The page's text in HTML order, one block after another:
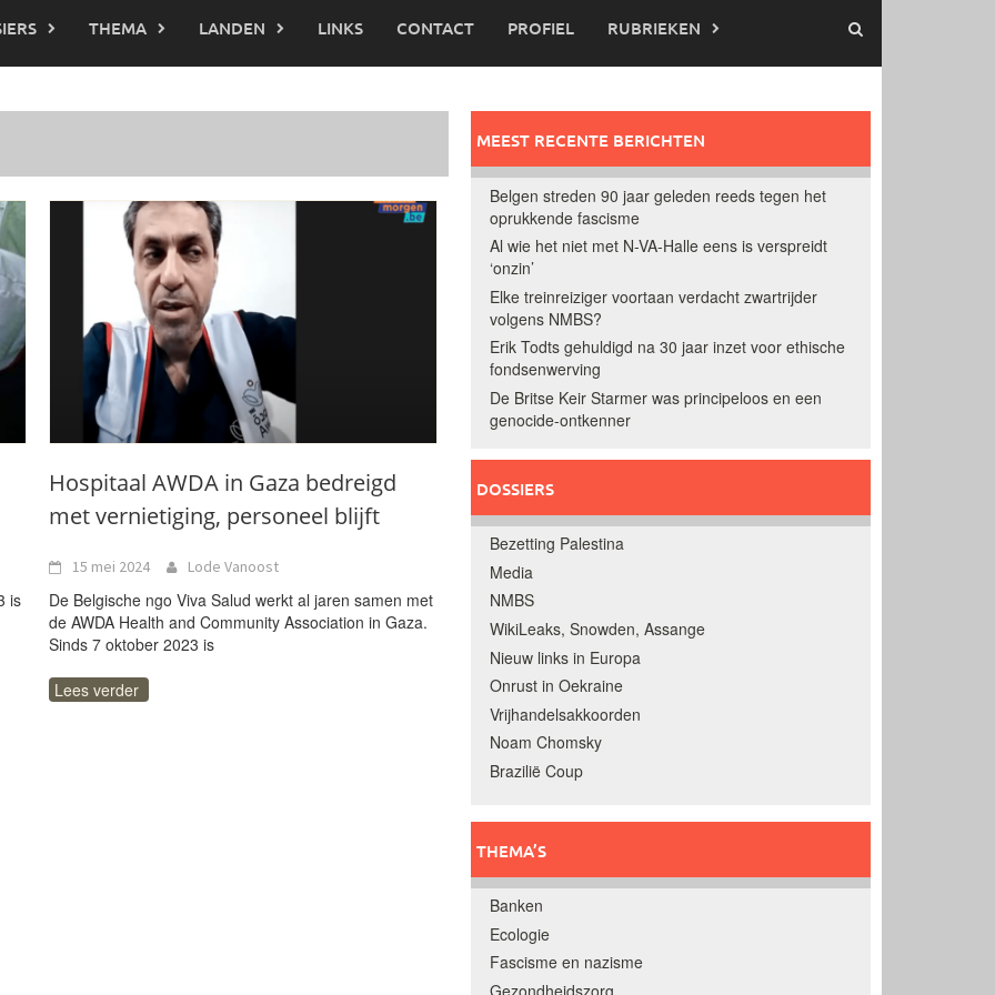
THEMA LANDEN LINKS CONTACT PROFIEL RUBRIEKEN
is
Hospitaal AWDA in Gaza bedreigd
met vernietiging, personeel blijft
15 mei 2024 Lode Vanoost
De Belgische ngo Viva Salud werkt al jaren samen met
de AWDA Health and Community Association in Gaza.
Sinds 7 oktober 2023 is
Lees verder
MEEST RECENTE BERICHTEN
Belgen streden 90 jaar geleden reeds tegen het
oprukkende fascisme
Al wie het niet met N-VA-Halle eens is verspreidt
‘onzin’
Elke treinreiziger voortaan verdacht zwartrijder
volgens NMBS?
Erik Todts gehuldigd na 30 jaar inzet voor ethische
fondsenwerving
De Britse Keir Starmer was principeloos en een
genocide-ontkenner
DOSSIERS
Bezetting Palestina
Media
NMBS
WikiLeaks, Snowden, Assange
Nieuw links in Europa
Onrust in Oekraine
Vrijhandelsakkoorden
Noam Chomsky
Brazilië Coup
THEMA’S
Banken
Ecologie
Fascisme en nazisme
Gezondheidszorg